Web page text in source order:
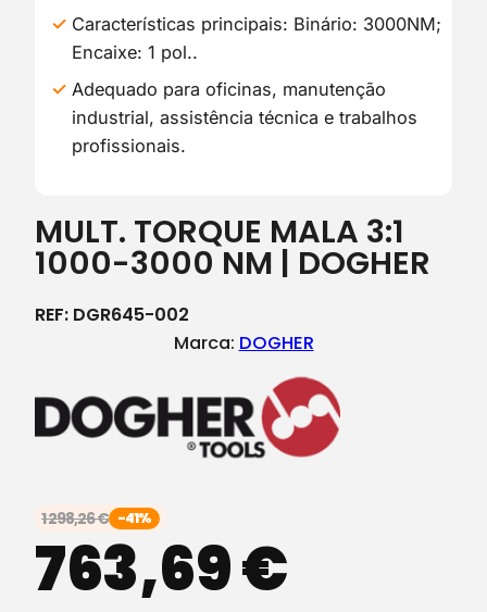
O
Características principais: Binário: 3000NM;
Encaixe: 1 pol..
Adequado para oficinas, manutenção
industrial, assistência técnica e trabalhos
profissionais.
MULT. TORQUE MALA 3:1
1000-3000 NM | DOGHER
REF: DGR645-002
Marca: DOGHER
1 298,26€ -41%
763,69€